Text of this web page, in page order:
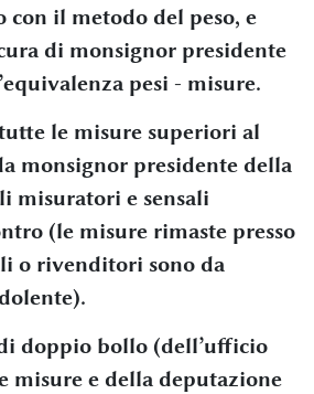
il metodo del peso, e
di monsignor presidente
pesi - misure.
le misure superiori al
monsignor presidente della
misuratori e sensali
(le misure rimaste presso
o rivenditori sono da
doppio bollo (dell’ufficio
misure e della deputazione